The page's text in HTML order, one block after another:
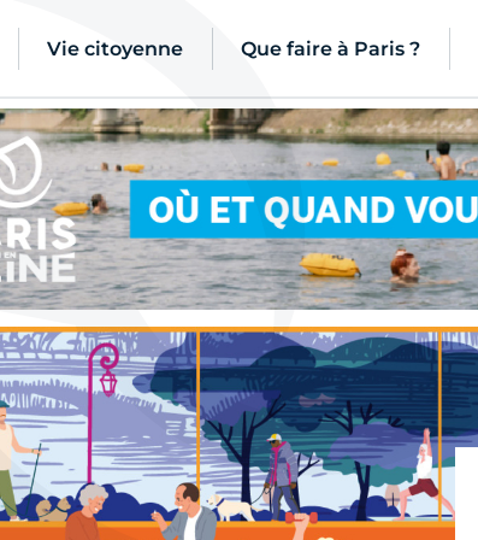
Vie citoyenne Que faire à Paris ?